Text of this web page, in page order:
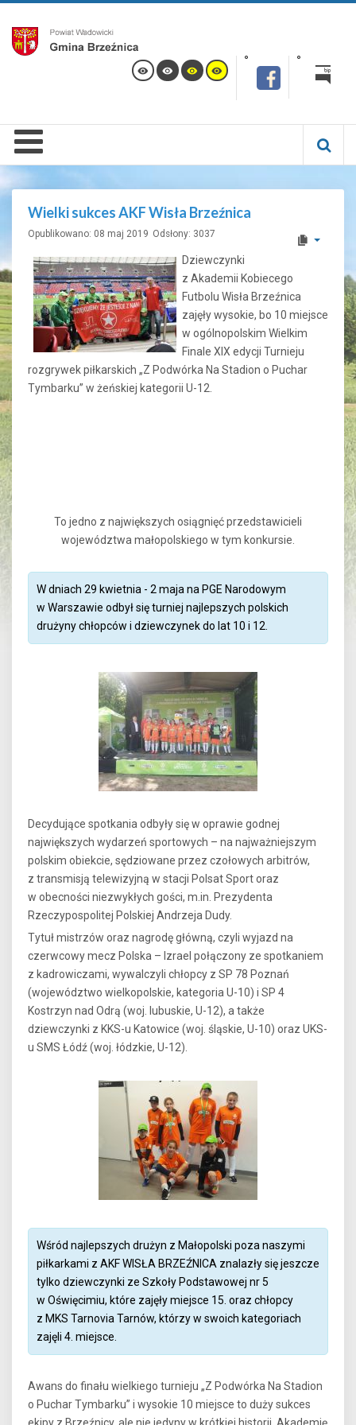
Wielki sukces AKF Wisła Brzeźnica
Opublikowano: 08 maj 2019 Odsłony: 3037
Dziewczynki
z Akademii Kobiecego
Futbolu Wisła Brzeźnica
zajęły wysokie, bo 10 miejsce
w ogólnopolskim Wielkim
Finale XIX edycji Turnieju
rozgrywek piłkarskich „Z Podwórka Na Stadion o Puchar
Tymbarku” w żeńskiej kategorii U-12.
To jedno z największych osiągnięć przedstawicieli
województwa małopolskiego w tym konkursie.
W dniach 29 kwietnia - 2 maja na PGE Narodowym
w Warszawie odbył się turniej najlepszych polskich
drużyny chłopców i dziewczynek do lat 10 i 12.
Decydujące spotkania odbyły się w oprawie godnej
największych wydarzeń sportowych – na najważniejszym
polskim obiekcie, sędziowane przez czołowych arbitrów,
z transmisją telewizyjną w stacji Polsat Sport oraz
w obecności niezwykłych gości, m.in. Prezydenta
Rzeczypospolitej Polskiej Andrzeja Dudy.
Tytuł mistrzów oraz nagrodę główną, czyli wyjazd na
czerwcowy mecz Polska – Izrael połączony ze spotkaniem
z kadrowiczami, wywalczyli chłopcy z SP 78 Poznań
(województwo wielkopolskie, kategoria U-10) i SP 4
Kostrzyn nad Odrą (woj. lubuskie, U-12), a także
dziewczynki z KKS-u Katowice (woj. śląskie, U-10) oraz UKS-
u SMS Łódź (woj. łódzkie, U-12).
Wśród najlepszych drużyn z Małopolski poza naszymi
piłkarkami z AKF WISŁA BRZEŹNICA znalazły się jeszcze
tylko dziewczynki ze Szkoły Podstawowej nr 5
w Oświęcimiu, które zajęły miejsce 15. oraz chłopcy
z MKS Tarnovia Tarnów, którzy w swoich kategoriach
zajęli 4. miejsce.
Awans do finału wielkiego turnieju „Z Podwórka Na Stadion
o Puchar Tymbarku” i wysokie 10 miejsce to duży sukces